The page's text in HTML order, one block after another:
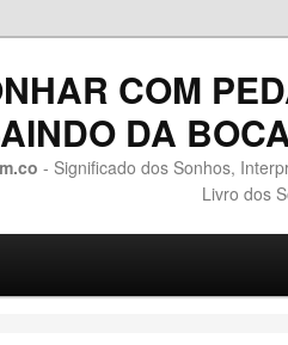
COM
DA
- Significado dos Sonhos,
Livro dos
principal
conteúdo secundário